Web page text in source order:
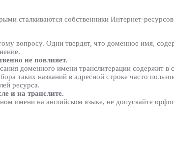
сталкиваются собственники Интернет-
вопросу. Одни твердят, что доменное имя,
не повлияет.
доменного имени транслитерации содержит
таких названий в адресной строке часто
ресурса.
и на транслите.
имени на английском языке, не допускайте